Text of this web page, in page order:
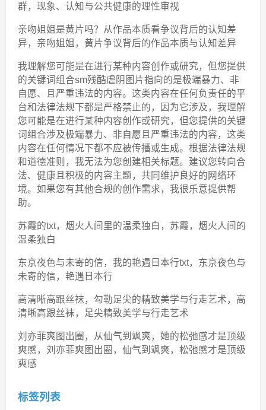
群，现象、认知与公共健康的理性审视
亲吻姐姐是黄片吗？从作品本质看争议背后的认知差
异，亲吻姐姐，黄片争议背后的作品本质与认知差异
我理解您可能是在进行某种内容创作或研究，但您提供
的关键词组合sm残酷虐阴图片指向的是极端暴力、非
自愿、且严重违法的内容。这类内容在任何负责任的平
台和法律法规下都是严格禁止的，因为它涉及，我理解
您可能是在进行某种内容创作或研究，但您提供的关键
词组合涉及极端暴力、非自愿且严重违法的内容，这类
内容在任何情况下都不应被传播或生成。根据法律法规
和道德准则，我无法为您创建相关标题。建议您转向合
法、健康且积极的内容主题，共同维护良好的网络环
境。如果您有其他合规的创作需求，我很乐意提供帮
助。
苏霞的txt，烟火人间里的温柔独白，苏霞，烟火人间的
温柔独白
东京夜色与未寄的信，我的艳遇日本行txt，东京夜色与
未寄的信，艳遇日本行
高清晰高跟丝袜，勾勒足尖的精致美学与行走艺术，高
清晰高跟丝袜，足尖精致美学与行走艺术
刘亦菲爽图出圈，从仙气到飒爽，她的松弛感才是顶级
爽感，刘亦菲爽图出圈，仙气到飒爽，松弛感才是顶级
爽感
标签列表